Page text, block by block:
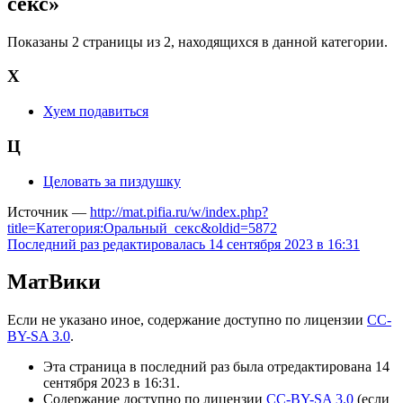
Показаны 2 страницы из 2, находящихся в данной категории.
Х
Хуем подавиться
Ц
Целовать за пиздушку
Источник — http://mat.pifia.ru/w/index.php?
title=Категория:Оральный_секс&oldid=5872
Последний раз редактировалась 14 сентября 2023 в 16:31
МатВики
Если не указано иное, содержание доступно по лицензии CC-
BY-SA 3.0.
Эта страница в последний раз была отредактирована 14
сентября 2023 в 16:31.
Содержание доступно по лицензии CC-BY-SA 3.0 (если